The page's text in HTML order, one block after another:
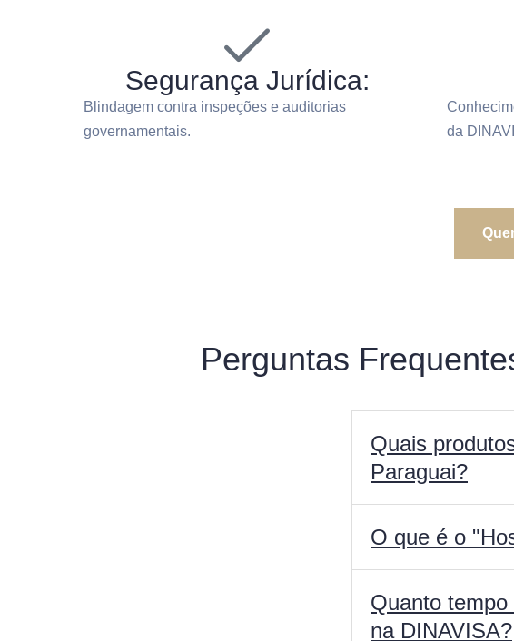
Segurança Jurídica:
Blindagem contra inspeções e auditorias
governamentais.
da
Perguntas
Quais
Paraguai?
O que é o
Quanto
na DINAVISA?